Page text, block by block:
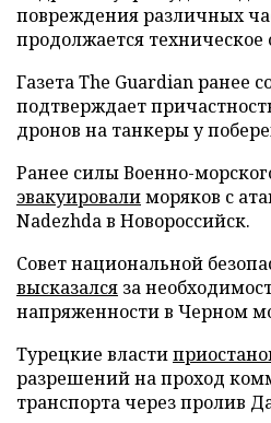
повреждения различных
продолжается техническое
Газета The Guardian ранее
подтверждает
дронов на танкеры у
Ранее силы Военно-
эвакуировалиморяков с
Nadezhda в Новороссийск.
Совет национальной
высказался за
напряженности в Черном
Турецкие власти
разрешений на проход
транспорта через пролив